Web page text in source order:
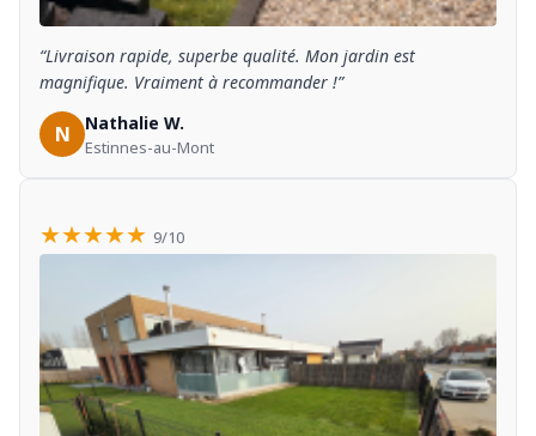
“Livraison rapide, superbe qualité. Mon jardin est
magnifique. Vraiment à recommander !”
N Nathalie W.
Estinnes-au-Mont
★★★★★ 9/10